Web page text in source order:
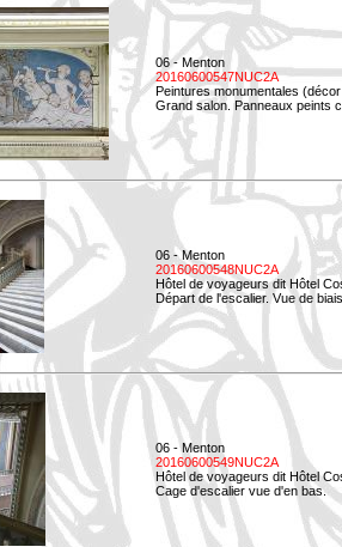
06 - Menton
20160600547NUC2A
Peintures monumentales
Grand salon. Panneaux peints
06 - Menton
20160600548NUC2A
Hôtel de voyageurs dit Hôtel
Départ de l'escalier. Vue de
06 - Menton
20160600549NUC2A
Hôtel de voyageurs dit Hôtel
Cage d'escalier vue d'en bas.